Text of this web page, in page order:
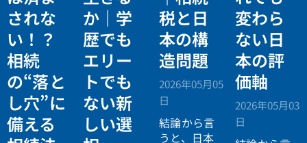
されな
い！？
相続
の“落と
し穴”に
備える
か｜学
歴でも
エリー
トでも
ない新
しい選
税と日
本の構
造問題
2026年05月05
日
結論から言
うと、日本
変わら
ない日
本の評
価軸
2026年05月03
日